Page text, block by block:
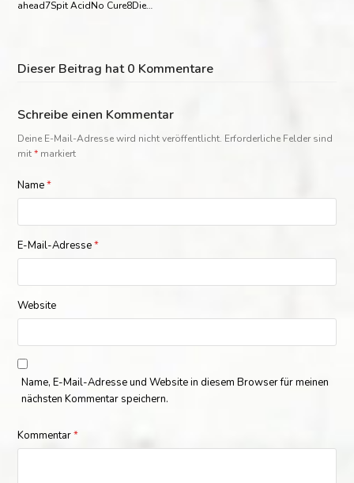
ahead7Spit AcidNo Cure8Die…
Dieser Beitrag hat 0 Kommentare
Schreibe einen Kommentar
Deine E-Mail-Adresse wird nicht veröffentlicht. Erforderliche Felder sind
mit* markiert
Name*
E-Mail-Adresse*
Website
Name, E-Mail-Adresse und Website in diesem Browser für meinen
nächsten Kommentar speichern.
Kommentar*